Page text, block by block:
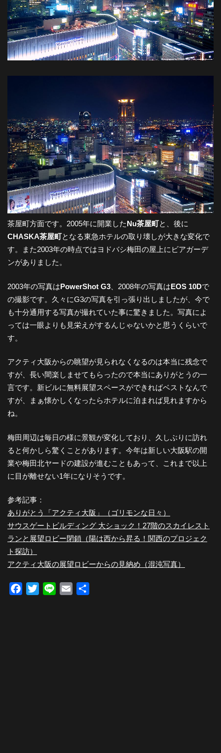
茶屋町方面です。2005年に開業したNu茶屋町と、後に
CHASKA茶屋町となる東急ホテルの取り壊しが大きな変化で
す。また2003年の時点ではヨドバシ梅田の屋上にビアガーデ
ンがありました。
2003年の写真はPowerShot G3 、2008年の写真はEOS 10Dで
の撮影です。久々にG3の写真を引っ張り出しましたが、今で
も十分通用する写真が撮れていた事に驚きました。写真によ
っては一眼よりも見栄えがするんじゃないかと思うくらいで
す。
アクティ大阪からの眺望が見られなくなるのは本当に残念で
すが、長い間楽しませてもらったので本当にありがとうの一
言です。新ビルに無料展望スペースができればベストなんで
すが、まぁ懐かしくなったらホテルに泊まれば見れますから
ね。
梅田周辺は毎日の様に景観が変化しており、久しぶりに訪れ
ると何かしら驚くことがあります。今年は新しい大阪駅の開
業や梅田北ヤードの建設が進むこともあって、これまで以上
に目が離せない1年になりそうです。
参考記事：
ありがとう「アクティ大阪」（ゴリモンな日々）
サウスゲートビルディング 大ショック！27階のスカイレスト
ランと展望ロビー閉鎖（陽は西から昇る！関西のプロジェク
ト探訪）
アクティ大阪の展望ロビーからの見納め（混沌写真）
Facebook
TwitterLine Email